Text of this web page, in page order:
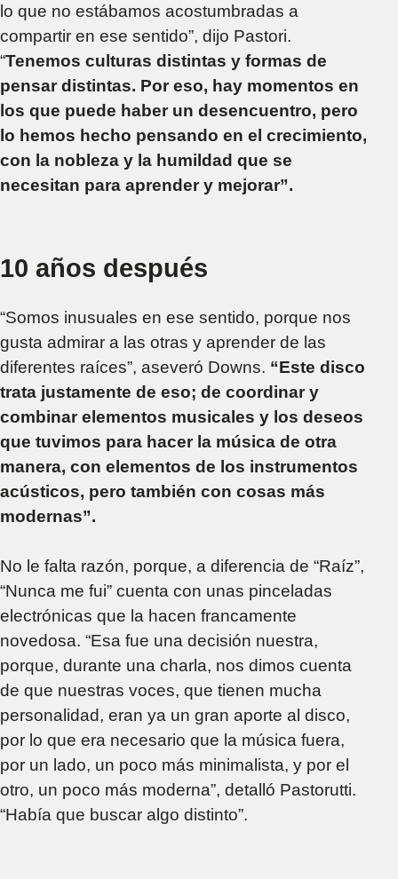
lo que no estábamos acostumbradas a
compartir en ese sentido”, dijo Pastori.
“Tenemos culturas distintas y formas de
pensar distintas. Por eso, hay momentos en
los que puede haber un desencuentro, pero
lo hemos hecho pensando en el crecimiento,
con la nobleza y la humildad que se
necesitan para aprender y mejorar”.
10 años después
“Somos inusuales en ese sentido, porque nos
gusta admirar a las otras y aprender de las
diferentes raíces”, aseveró Downs. “Este disco
trata justamente de eso; de coordinar y
combinar elementos musicales y los deseos
que tuvimos para hacer la música de otra
manera, con elementos de los instrumentos
acústicos, pero también con cosas más
modernas”.
No le falta razón, porque, a diferencia de “Raíz”,
“Nunca me fui” cuenta con unas pinceladas
electrónicas que la hacen francamente
novedosa. “Esa fue una decisión nuestra,
porque, durante una charla, nos dimos cuenta
de que nuestras voces, que tienen mucha
personalidad, eran ya un gran aporte al disco,
por lo que era necesario que la música fuera,
por un lado, un poco más minimalista, y por el
otro, un poco más moderna”, detalló Pastorutti.
“Había que buscar algo distinto”.